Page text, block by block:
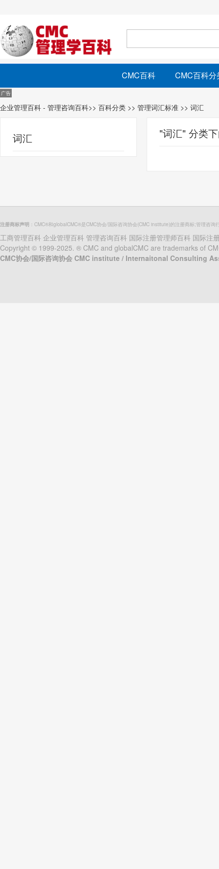
CMC百科 CMC百科分
企业管理百科 - 管理咨询百科>> 百科分类 >> 管理词汇标准 >> 词汇
"词汇" 分类
词汇
注册商标声明 ：CMC®和globalCMC®是CMC协会/国际咨询协会(CMC institute)的注册商标;管理咨询行业公众普
工商管理百科 企业管理百科 管理咨询百科 国际注册管理师百科 国际注
Copyright © 1999-2025. ® CMC and globalCMC are trademarks of
CMC协会/国际咨询协会 CMC institute / Internaitonal Consulting